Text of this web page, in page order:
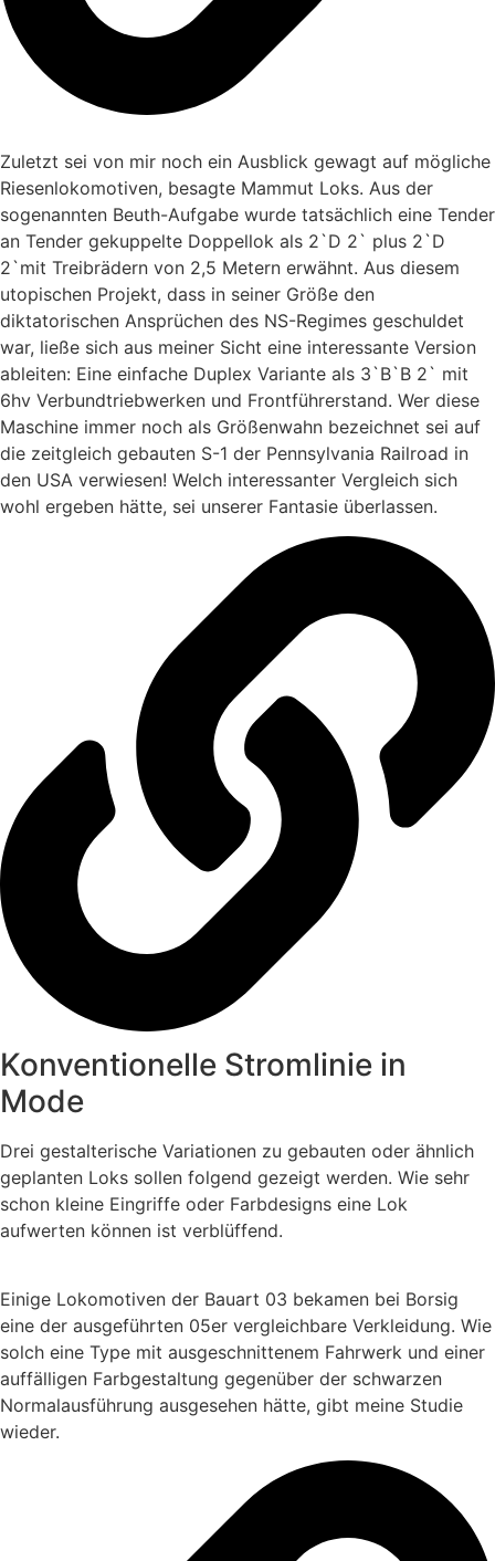
Zuletzt sei von mir noch ein Ausblick gewagt auf mögliche
Riesenlokomotiven, besagte Mammut Loks. Aus der
sogenannten Beuth-Aufgabe wurde tatsächlich eine Tender
an Tender gekuppelte Doppellok als 2`D 2` plus 2`D
2`mit Treibrädern von 2,5 Metern erwähnt. Aus diesem
utopischen Projekt, dass in seiner Größe den
diktatorischen Ansprüchen des NS-Regimes geschuldet
war, ließe sich aus meiner Sicht eine interessante Version
ableiten: Eine einfache Duplex Variante als 3`B`B 2` mit
6hv Verbundtriebwerken und Frontführerstand. Wer diese
Maschine immer noch als Größenwahn bezeichnet sei auf
die zeitgleich gebauten S-1 der Pennsylvania Railroad in
den USA verwiesen! Welch interessanter Vergleich sich
wohl ergeben hätte, sei unserer Fantasie überlassen.
Konventionelle Stromlinie in
Mode
Drei gestalterische Variationen zu gebauten oder ähnlich
geplanten Loks sollen folgend gezeigt werden. Wie sehr
schon kleine Eingriffe oder Farbdesigns eine Lok
aufwerten können ist verblüffend.
Einige Lokomotiven der Bauart 03 bekamen bei Borsig
eine der ausgeführten 05er vergleichbare Verkleidung. Wie
solch eine Type mit ausgeschnittenem Fahrwerk und einer
auffälligen Farbgestaltung gegenüber der schwarzen
Normalausführung ausgesehen hätte, gibt meine Studie
wieder.